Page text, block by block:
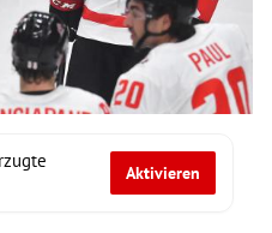
Aktivieren